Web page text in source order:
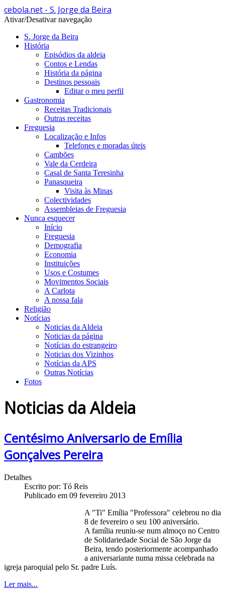
cebola.net - S. Jorge da Beira
Ativar/Desativar navegação
S. Jorge da Beira
História
Episódios da aldeia
Contos e Lendas
História da página
Destinos pessoais
Editar o meu perfil
Gastronomia
Receitas Tradicionais
Outras receitas
Freguesia
Localização e Infos
Telefones e moradas úteis
Cambões
Vale da Cerdeira
Casal de Santa Teresinha
Panasqueira
Visita às Minas
Colectividades
Assembleias de Freguesia
Nunca esquecer
Início
Freguesia
Demografia
Economia
Instituições
Usos e Costumes
Movimentos Sociais
A Carlota
A nossa fala
Religião
Notícias
Noticias da Aldeia
Noticias da página
Notícias do estrangeiro
Noticias dos Vizinhos
Notícias da APS
Outras Notícias
Fotos
Noticias da Aldeia
Centésimo Aniversario de Emília
Gonçalves Pereira
Detalhes
Escrito por: Tó Reis
Publicado em 09 fevereiro 2013
A "Ti" Emília "Professora" celebrou no dia
8 de fevereiro o seu 100 aniversário.
A família reuniu-se num almoço no Centro
de Solidariedade Social de São Jorge da
Beira, tendo posteriormente acompanhado
a aniversariante numa missa celebrada na
igreja paroquial pelo Sr. padre Luís.
Ler mais...